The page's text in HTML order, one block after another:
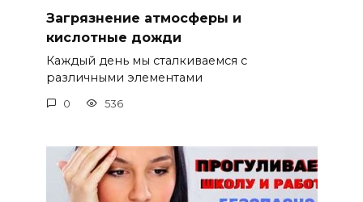
Загрязнение атмосферы и
кислотные дожди
Каждый день мы сталкиваемся с
различными элементами
0 536